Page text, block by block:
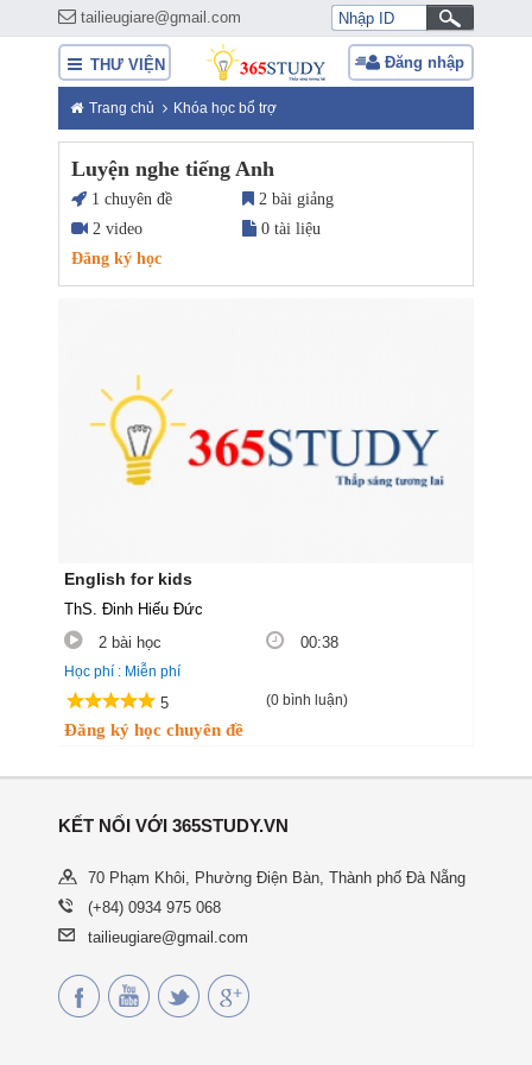
tailieugiare@gmail.com
THƯ VIỆN Đăng nhập
Trang chủ Khóa học bổ trợ
Luyện nghe tiếng Anh
1 chuyên đề
2 bài giảng
2 video
0 tài liệu
Đăng ký học
English for kids
ThS. Đinh Hiếu Đức
Đăng ký học chuyên đề
2 bài học 00:38
Học phí : Miễn phí
5 (0 bình luận)
KẾT NỐI VỚI 365STUDY.VN
70 Phạm Khôi, Phường Điện Bàn, Thành phố Đà Nẵng
(+84) 0934 975 068
tailieugiare@gmail.com